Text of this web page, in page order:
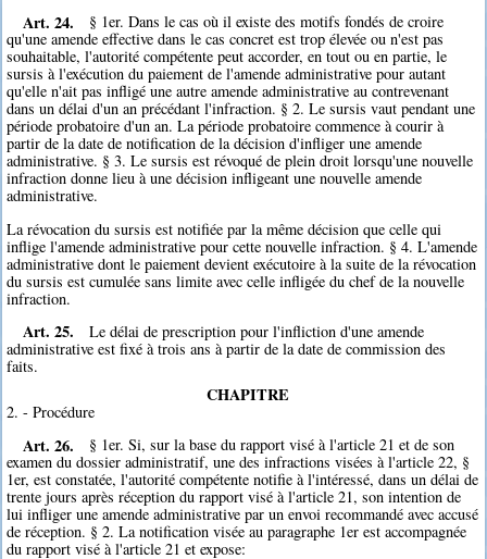
Art. 24.
§ 1er. Dans le cas où il existe des motifs fondés de croire
qu'une amende effective dans le cas concret est trop élevée ou n'est pas
souhaitable, l'autorité compétente peut accorder, en tout ou en partie, le
sursis à l'exécution du paiement de l'amende administrative pour autant
qu'elle n'ait pas infligé une autre amende administrative au contrevenant
dans un délai d'un an précédant l'infraction. § 2. Le sursis vaut pendant une
période probatoire d'un an. La période probatoire commence à courir à
partir de la date de notification de la décision d'infliger une amende
administrative. § 3. Le sursis est révoqué de plein droit lorsqu'une nouvelle
infraction donne lieu à une décision infligeant une nouvelle amende
administrative.
La révocation du sursis est notifiée par la même décision que celle qui
inflige l'amende administrative pour cette nouvelle infraction. § 4. L'amende
administrative dont le paiement devient exécutoire à la suite de la révocation
du sursis est cumulée sans limite avec celle infligée du chef de la nouvelle
infraction.
Art. 25.
Le délai de prescription pour l'infliction d'une amende
administrative est fixé à trois ans à partir de la date de commission des
faits.
CHAPITRE
2. - Procédure
Art. 26.
§ 1er. Si, sur la base du rapport visé à l'article 21 et de son
examen du dossier administratif, une des infractions visées à l'article 22, §
1er, est constatée, l'autorité compétente notifie à l'intéressé, dans un délai de
trente jours après réception du rapport visé à l'article 21, son intention de
lui infliger une amende administrative par un envoi recommandé avec accusé
de réception. § 2. La notification visée au paragraphe 1er est accompagnée
du rapport visé à l'article 21 et expose: